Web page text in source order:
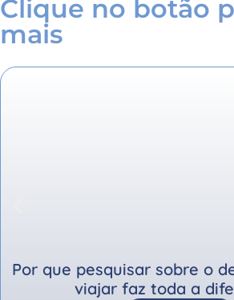
Clique no botão
mais
Por que pesquisar sobre o
viajar faz toda a